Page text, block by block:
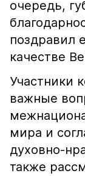
очередь,
поздравил
качестве
Участники
важные
мира и
духовно-
также